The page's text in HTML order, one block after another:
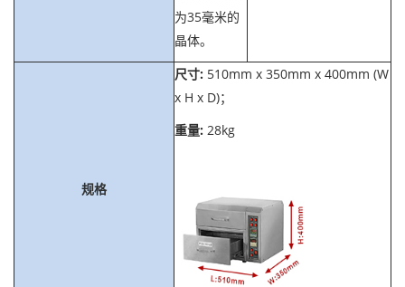
为35毫米的
晶体。
规格
尺寸: 510mm x 350mm x 400mm (W
x H x D)；
重量: 28kg